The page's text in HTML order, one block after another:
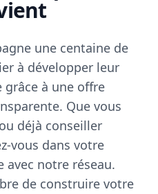
une centaine de
à développer leur
à une offre
Que vous
déjà conseiller
vous dans votre
avec notre réseau.
de construire votre